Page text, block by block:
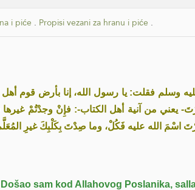
i piće . Propisi vezani za hranu i piće .
وسلم فقلت: يا رسول الله، إنا بأرض قوم
يعني من آنية أهل الكتاب-: فإِنْ وجدْتُمْ غيرها
الله عليه فَكُلْ، وما صِدْتَ بِكَلْبِكَ غيرِ
sam kod Allahovog Poslanika,